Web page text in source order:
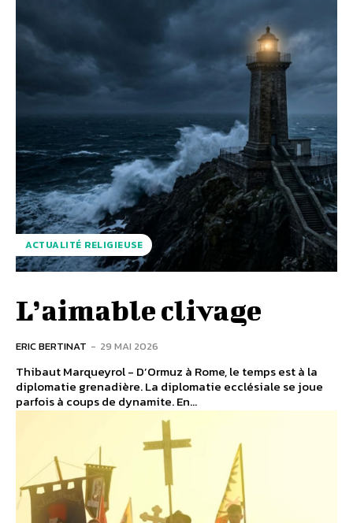
ACTUALITÉ RELIGIEUSE
L’aimable clivage
ERIC BERTINAT - 29 MAI 2026
Thibaut Marqueyrol - D’Ormuz à Rome, le temps est à la
diplomatie grenadière. La diplomatie ecclésiale se joue
parfois à coups de dynamite. En...